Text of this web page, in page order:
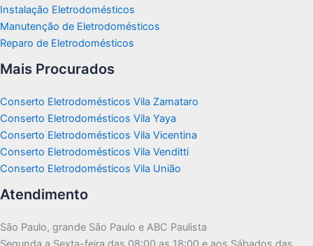
Instalação Eletrodomésticos
Manutenção de Eletrodomésticos
Reparo de Eletrodomésticos
Mais Procurados
Conserto Eletrodomésticos Vila Zamataro
Conserto Eletrodomésticos Vila Yaya
Conserto Eletrodomésticos Vila Vicentina
Conserto Eletrodomésticos Vila Venditti
Conserto Eletrodomésticos Vila União
Atendimento
São Paulo, grande São Paulo e ABC Paulista